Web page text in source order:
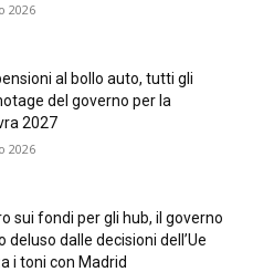
2026
al bollo auto, tutti gli
del governo per la
2027
2026
sui fondi per gli hub, il governo
deluso dalle decisioni dell’Ue
i toni con Madrid